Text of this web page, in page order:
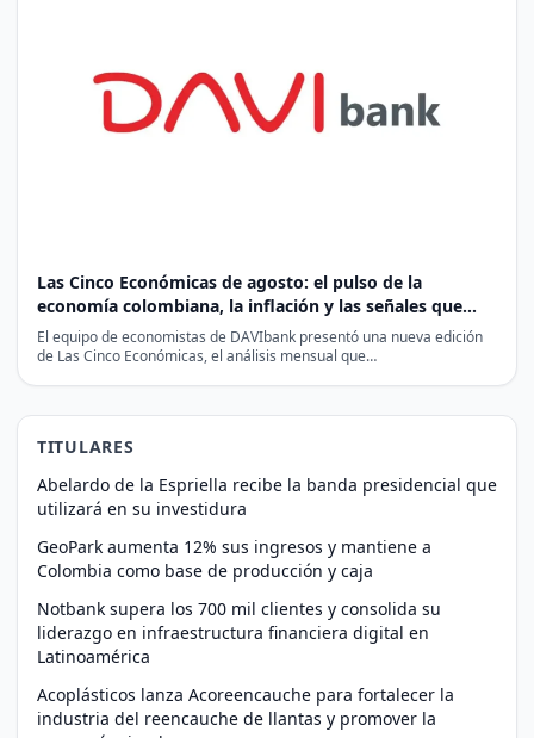
Las Cinco Económicas de agosto: el pulso de la
economía colombiana, la inflación y las señales que
esperan los mercados
El equipo de economistas de DAVIbank presentó una nueva edición
de Las Cinco Económicas, el análisis mensual que…
TITULARES
Abelardo de la Espriella recibe la banda presidencial que
utilizará en su investidura
GeoPark aumenta 12% sus ingresos y mantiene a
Colombia como base de producción y caja
Notbank supera los 700 mil clientes y consolida su
liderazgo en infraestructura financiera digital en
Latinoamérica
Acoplásticos lanza Acoreencauche para fortalecer la
industria del reencauche de llantas y promover la